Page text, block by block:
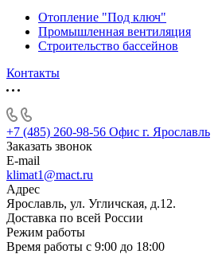
Отопление "Под ключ"
Промышленная вентиляция
Строительство бассейнов
Контакты
+7 (485) 260-98-56 Офис г. Ярославль
Заказать звонок
E-mail
klimat1@mact.ru
Адрес
Ярославль, ул. Угличская, д.12.
Доставка по всей России
Режим работы
Время работы с 9:00 до 18:00